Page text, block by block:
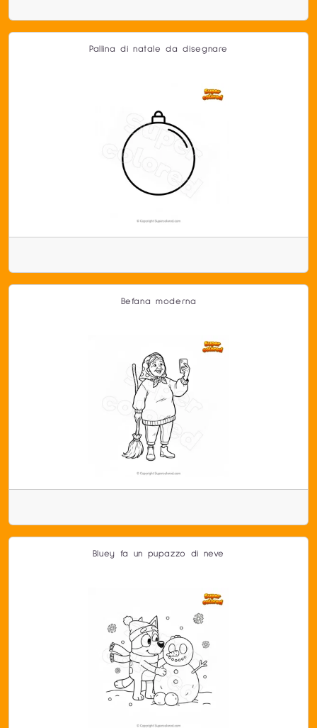
Pallina di natale da disegnare
Befana moderna
Bluey fa un pupazzo di neve